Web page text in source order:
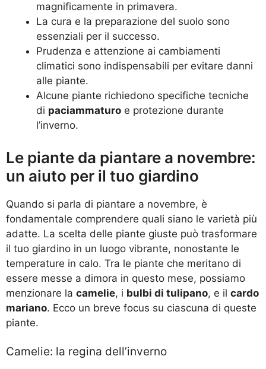
magnificamente in primavera.
La cura e la preparazione del suolo sono
essenziali per il successo.
Prudenza e attenzione ai cambiamenti
climatici sono indispensabili per evitare danni
alle piante.
Alcune piante richiedono specifiche tecniche
di paciammaturo e protezione durante
l’inverno.
Le piante da piantare a novembre:
un aiuto per il tuo giardino
Quando si parla di piantare a novembre, è
fondamentale comprendere quali siano le varietà più
adatte. La scelta delle piante giuste può trasformare
il tuo giardino in un luogo vibrante, nonostante le
temperature in calo. Tra le piante che meritano di
essere messe a dimora in questo mese, possiamo
menzionare la camelie, i bulbi di tulipano, e il cardo
mariano. Ecco un breve focus su ciascuna di queste
piante.
Camelie: la regina dell’inverno